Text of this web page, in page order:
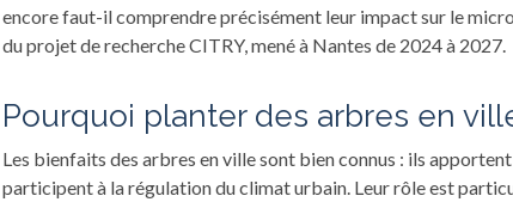
encore faut-il comprendre précisément leur impact sur le
du projet de recherche CITRY, mené à Nantes de 2024 à 2027.
Pourquoi planter des arbres en
Les bienfaits des arbres en ville sont bien connus : ils
participent à la régulation du climat urbain. Leur rôle est